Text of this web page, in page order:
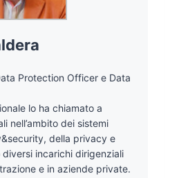
Protection Officer e Data
lo ha chiamato a
nell’ambito dei sistemi
della privacy e
diversi incarichi dirigenziali
e in aziende private.